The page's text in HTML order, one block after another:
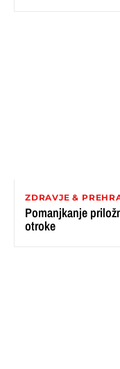
ZDRAVJE &
Pomanjkanje
otroke